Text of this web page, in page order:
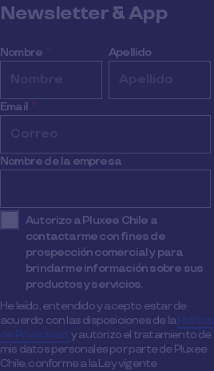
Newsletter & App
Nombre * Apellido
Email *
Nombre de la empresa
Autorizo a Pluxee Chile a
contactarme con fines de
prospección comercial y para
brindarme información sobre sus
productos y servicios.
He leído, entendido y acepto estar de
acuerdo con las disposiciones de laPolítica
de Privacidad,y autorizo el tratamiento de
mis datos personales por parte de Pluxee
Chile, conforme a la Ley vigente